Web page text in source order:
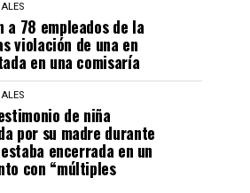
a 78 empleados de la
violación de una en
en una comisaría
de niña
por su madre durante
encerrada en un
con “múltiples